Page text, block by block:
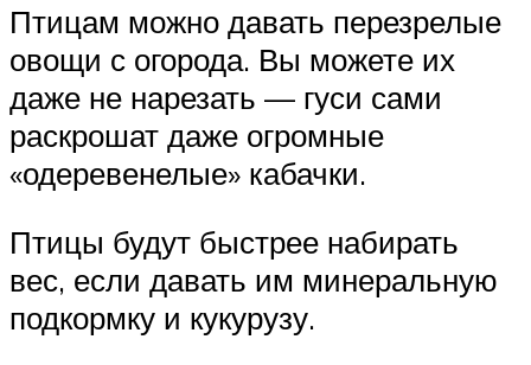
Птицам можно давать перезрелые
овощи с огорода. Вы можете их
даже не нарезать — гуси сами
раскрошат даже огромные
«одеревенелые» кабачки.
Птицы будут быстрее набирать
вес, если давать им минеральную
подкормку и кукурузу.